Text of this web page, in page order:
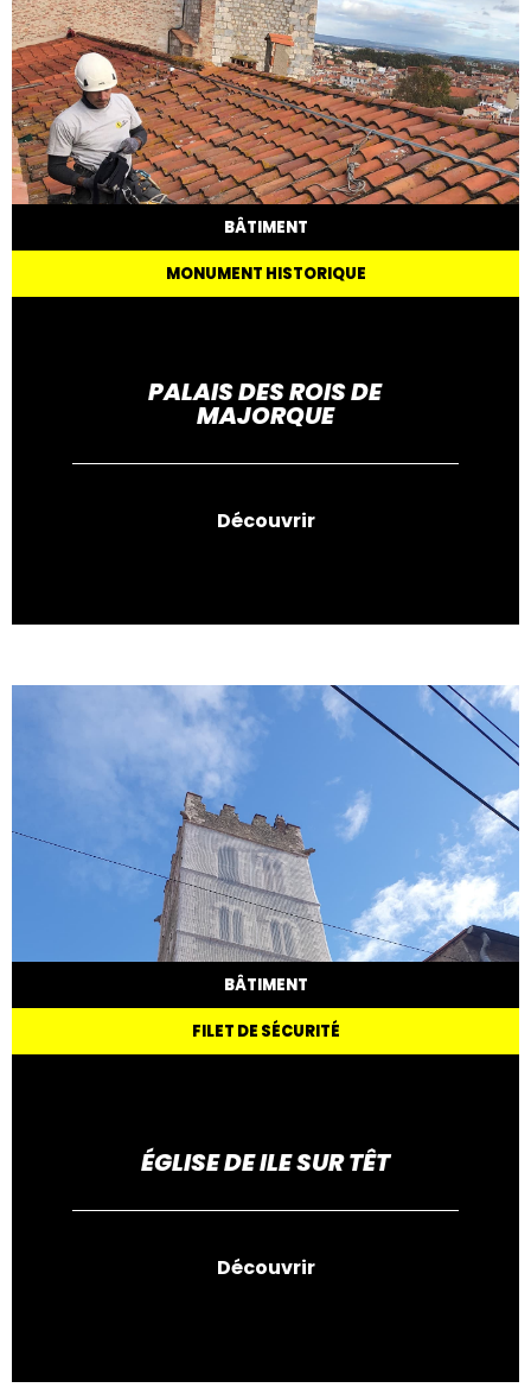
BÂTIMENT
MONUMENT HISTORIQUE
PALAIS DES ROIS DE
MAJORQUE
Découvrir
BÂTIMENT
FILET DE SÉCURITÉ
ÉGLISE DE ILE SUR TÊT
Découvrir